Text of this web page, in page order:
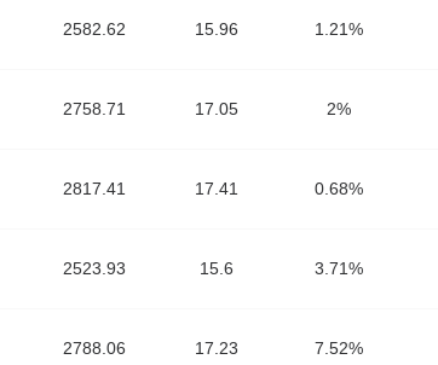
2582.62 15.96 1.21%
2758.71 17.05 2%
2817.41 17.41 0.68%
2523.93 15.6 3.71%
2788.06 17.23 7.52%